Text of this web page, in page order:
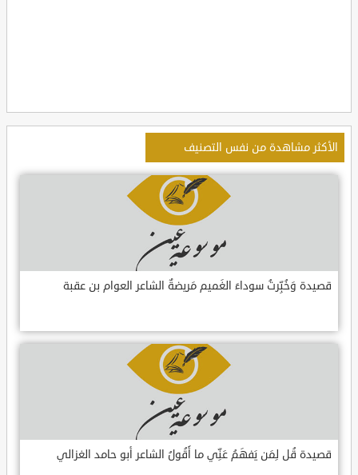
الأكثر مشاهدة من نفس التصنيف
قصيدة وَخُبِّرتُ سوداءَ الغَميم مَريضةٌ الشاعر العوام بن عقبة
قصيدة قُل لِمَن يَفهَمُ عَنِّي ما أَقُولُ الشاعر أبو حامد الغزالي